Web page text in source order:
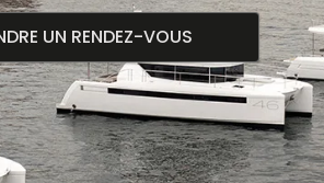
UN RENDEZ-VOUS